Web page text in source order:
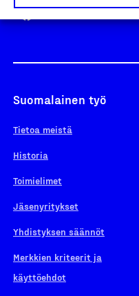
Suomalainen työ
Tietoa meistä
Historia
Toimielimet
Jäsenyritykset
Yhdistyksen säännöt
Merkkien kriteerit ja
käyttöehdot